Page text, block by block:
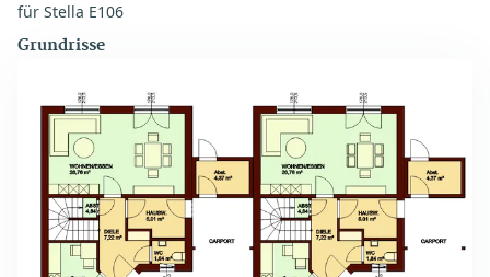
für Stella E106
Grundrisse